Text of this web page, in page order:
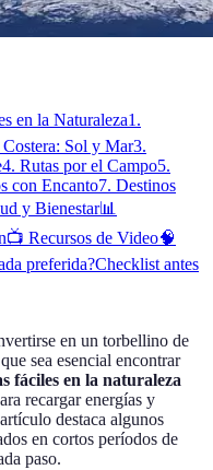
en la Naturaleza1.
Sol y Mar3.
4. Rutas por el Campo5.
con Encanto7. Destinos
y Bienestar📊
📺 Recursos de Video🧠
preferida?Checklist antes
en un torbellino de
sea esencial encontrar
fáciles en la naturaleza
recargar energías y
destaca algunos
en cortos períodos de
paso.